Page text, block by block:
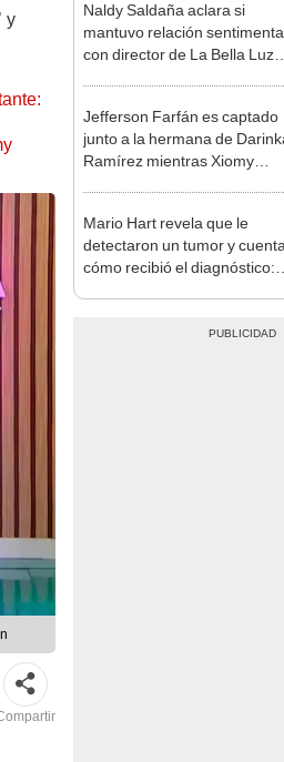
y
Naldy Saldaña aclara si
mantuvo relación
con director de La Bella Luz
bajo”
Jefferson Farfán es captado
junto a la hermana de
Ramírez mientras Xiomy
Mario Hart revela que le
detectaron un tumor y cuenta
cómo recibió el diagnóstico: